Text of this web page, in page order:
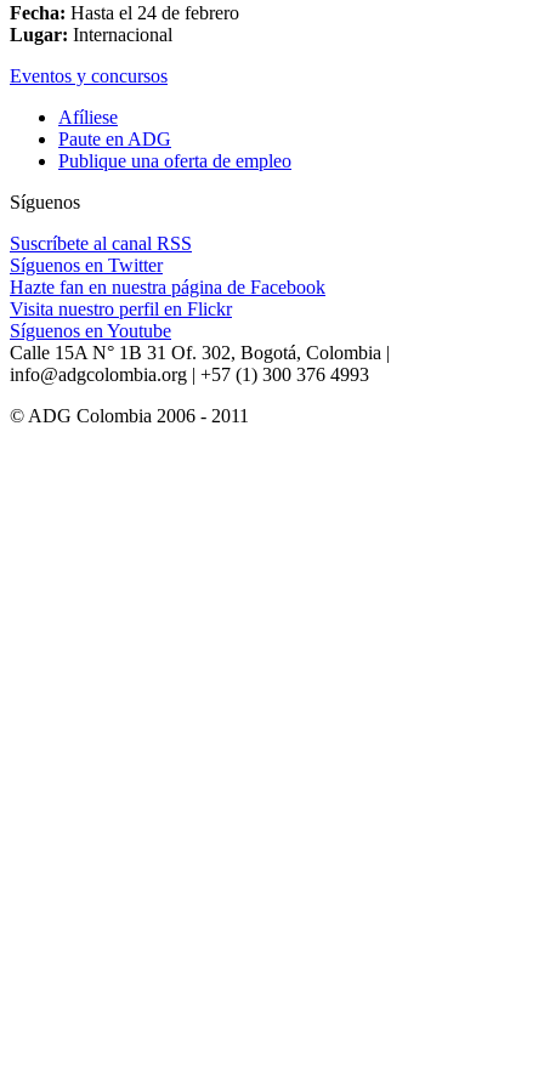
Fecha: Hasta el 24 de febrero
Lugar: Internacional
Eventos y concursos
Afíliese
Paute en ADG
Publique una oferta de empleo
Síguenos
Suscríbete al canal RSS
Síguenos en Twitter
Hazte fan en nuestra página de Facebook
Visita nuestro perfil en Flickr
Síguenos en Youtube
Calle 15A N° 1B 31 Of. 302, Bogotá, Colombia |
info@adgcolombia.org | +57 (1) 300 376 4993
© ADG Colombia 2006 - 2011